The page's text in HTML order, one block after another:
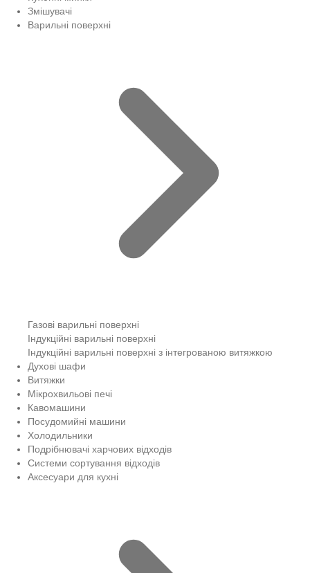
Змішувачі
Варильні поверхні
Газові варильні поверхні
Індукційні варильні поверхні
Індукційні варильні поверхні з інтегрованою витяжкою
Духові шафи
Витяжки
Мікрохвильові печі
Кавомашини
Посудомийні машини
Холодильники
Подрібнювачі харчових відходів
Системи сортування відходів
Аксесуари для кухні